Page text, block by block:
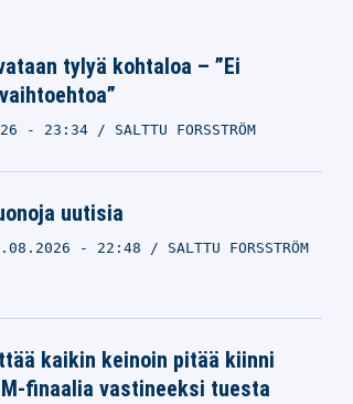
tylyä kohtaloa – ”Ei
- 23:34 SALTTU FORSSTRÖM
uutisia
- 22:48 SALTTU FORSSTRÖM
kaikin keinoin pitää kiinni
finaalia vastineeksi tuesta